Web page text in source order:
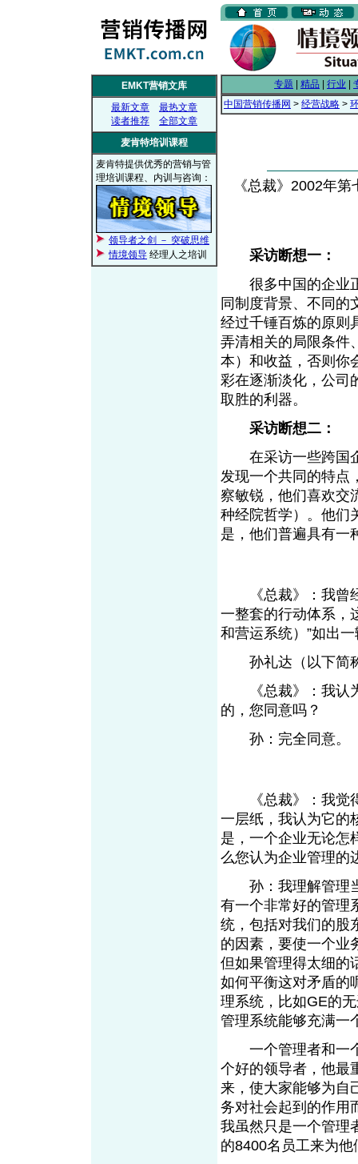
EMKT营销文库
最新文章
最热文章
读者推荐
全部文章
麦肯特培训课程
麦肯特提供优秀的营销与管
理培训课程、内训与咨询：
领导者之剑 － 突破思维
情境领导 经理人之培训
专题 精品 行业
中国营销传播网 > 经营战略 >
《总裁》2002年
采访断想一：
很多中国的企业正
同制度背景、不同的
经过千锤百炼的原则
弄清相关的局限条件
本）和收益，否则你
彩在逐渐淡化，公司
取胜的利器。
采访断想二：
在采访一些跨国企
发现一个共同的特点
察敏锐，他们喜欢交
种经院哲学）。他们
是，他们普遍具有一
《总裁》：我曾经
一整套的行动体系，
和营运系统）”如出
孙礼达（以下简称
《总裁》：我认为
的，您同意吗？
孙：完全同意。
《总裁》：我觉得
一层纸，我认为它的
是，一个企业无论怎
么您认为企业管理的
孙：我理解管理当
有一个非常好的管理
统，包括对我们的股
的因素，要使一个业
但如果管理得太细的
如何平衡这对矛盾的
理系统，比如GE的
管理系统能够充满一
一个管理者和一个
个好的领导者，他最
来，使大家能够为自
务对社会起到的作用
我虽然只是一个管理
的8400名员工来为